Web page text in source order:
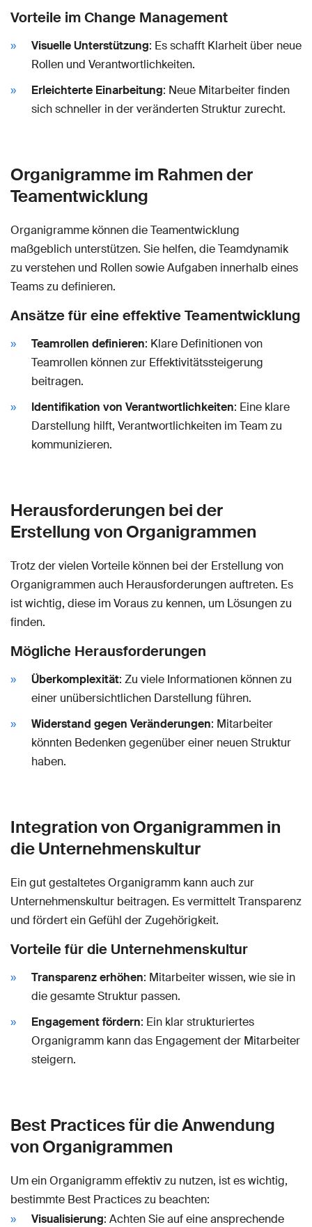
Vorteile im Change Management
Visuelle Unterstützung: Es schafft Klarheit über neue
Rollen und Verantwortlichkeiten.
Erleichterte Einarbeitung: Neue Mitarbeiter finden
sich schneller in der veränderten Struktur zurecht.
Organigramme im Rahmen der
Teamentwicklung
Organigramme können die Teamentwicklung
maßgeblich unterstützen. Sie helfen, die Teamdynamik
zu verstehen und Rollen sowie Aufgaben innerhalb eines
Teams zu definieren.
Ansätze für eine effektive Teamentwicklung
Teamrollen definieren: Klare Definitionen von
Teamrollen können zur Effektivitätssteigerung
beitragen.
Identifikation von Verantwortlichkeiten: Eine klare
Darstellung hilft, Verantwortlichkeiten im Team zu
kommunizieren.
Herausforderungen bei der
Erstellung von Organigrammen
Trotz der vielen Vorteile können bei der Erstellung von
Organigrammen auch Herausforderungen auftreten. Es
ist wichtig, diese im Voraus zu kennen, um Lösungen zu
finden.
Mögliche Herausforderungen
Überkomplexität: Zu viele Informationen können zu
einer unübersichtlichen Darstellung führen.
Widerstand gegen Veränderungen: Mitarbeiter
könnten Bedenken gegenüber einer neuen Struktur
haben.
Integration von Organigrammen in
die Unternehmenskultur
Ein gut gestaltetes Organigramm kann auch zur
Unternehmenskultur beitragen. Es vermittelt Transparenz
und fördert ein Gefühl der Zugehörigkeit.
Vorteile für die Unternehmenskultur
Transparenz erhöhen: Mitarbeiter wissen, wie sie in
die gesamte Struktur passen.
Engagement fördern: Ein klar strukturiertes
Organigramm kann das Engagement der Mitarbeiter
steigern.
Best Practices für die Anwendung
von Organigrammen
Um ein Organigramm effektiv zu nutzen, ist es wichtig,
bestimmte Best Practices zu beachten:
Visualisierung: Achten Sie auf eine ansprechende